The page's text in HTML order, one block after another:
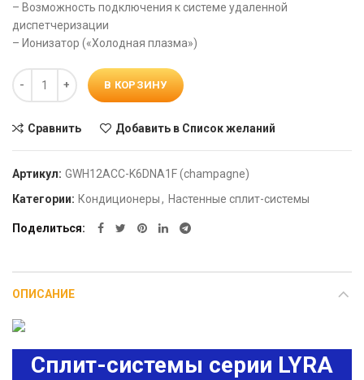
– Возможность подключения к системе удаленной
диспетчеризации
– Ионизатор («Холодная плазма»)
Количество
В КОРЗИНУ
Сравнить Добавить в Список желаний
Артикул: GWH12ACC-K6DNA1F (champagne)
Категории: Кондиционеры, Настенные сплит-системы
Поделиться
ОПИСАНИЕ
Сплит-системы серии LYRA